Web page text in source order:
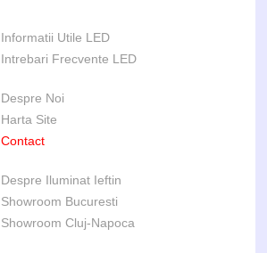
Informatii Utile LED
Intrebari Frecvente LED
Despre Noi
Harta Site
Contact
Despre Iluminat Ieftin
Showroom Bucuresti
Showroom Cluj-Napoca